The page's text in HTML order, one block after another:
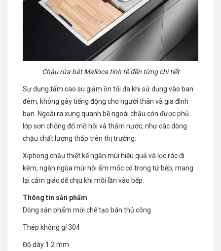
Chậu rửa bát Malloca tinh tế đến từng chi tiết
Sự dụng tấm cao su giảm ồn tối đa khi sử dụng vào ban
đêm, không gây tiếng động cho người thân và gia đình
bạn. Ngoài ra xung quanh bề ngoài chậu còn được phủ
lớp sơn chống đổ mồ hôi và thấm nước, như các dòng
chậu chất lượng thấp trên thị trường.
Xiphong chậu thiết kế ngăn mùi hiệu quả và lọc rác đi
kèm, ngăn ngùa mùi hôi ẩm mốc có trong tử bếp, mang
lại cảm giác dễ chịu khi mỗi lần vào bếp.
Thông tin sản phẩm
Dòng sản phẩm mới chế tạo bán thủ công
Thép không gỉ 304
Độ dày 1.2 mm